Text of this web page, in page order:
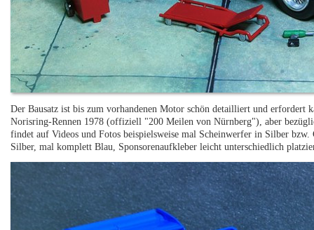
Der Bausatz ist bis zum vorhandenen Motor schön detailliert und erfordert
Norisring-Rennen 1978 (offiziell "200 Meilen von Nürnberg"), aber
findet auf Videos und Fotos beispielsweise mal Scheinwerfer in Silber
Silber, mal komplett Blau, Sponsorenaufkleber leicht unterschiedlich